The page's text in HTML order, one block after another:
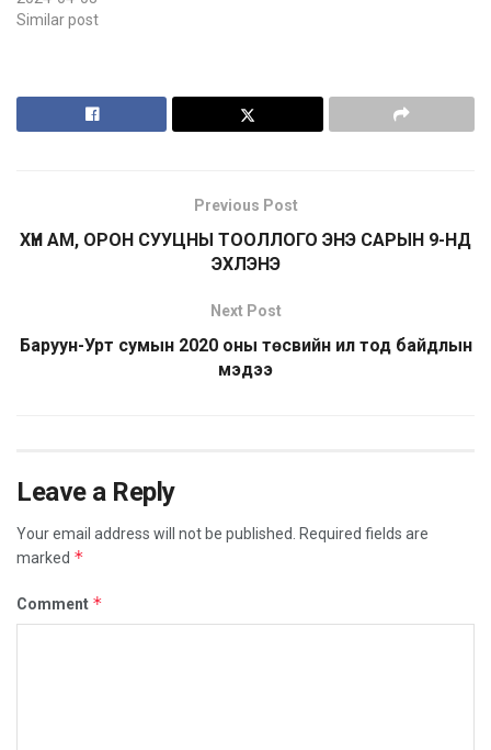
Similar post
Previous Post
ХҮН АМ, ОРОН СУУЦНЫ ТООЛЛОГО ЭНЭ САРЫН 9-НД
ЭХЛЭНЭ
Next Post
Баруун-Урт сумын 2020 оны төсвийн ил тод байдлын
мэдээ
Leave a Reply
Your email address will not be published.
Required fields are
marked *
Comment *